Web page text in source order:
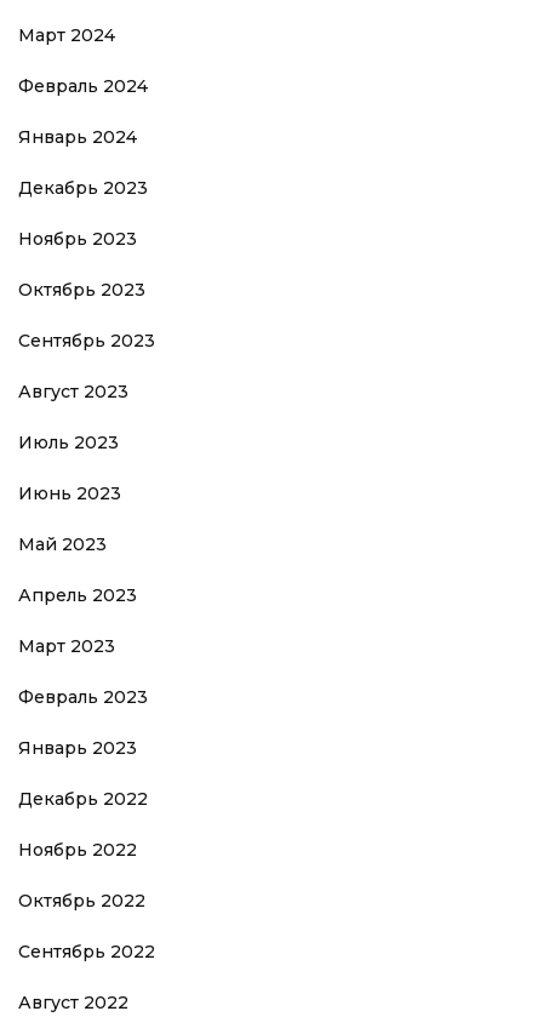
Март 2024
Февраль 2024
Январь 2024
Декабрь 2023
Ноябрь 2023
Октябрь 2023
Сентябрь 2023
Август 2023
Июль 2023
Июнь 2023
Май 2023
Апрель 2023
Март 2023
Февраль 2023
Январь 2023
Декабрь 2022
Ноябрь 2022
Октябрь 2022
Сентябрь 2022
Август 2022